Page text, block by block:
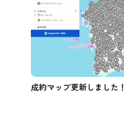
成約マップ更新しました！